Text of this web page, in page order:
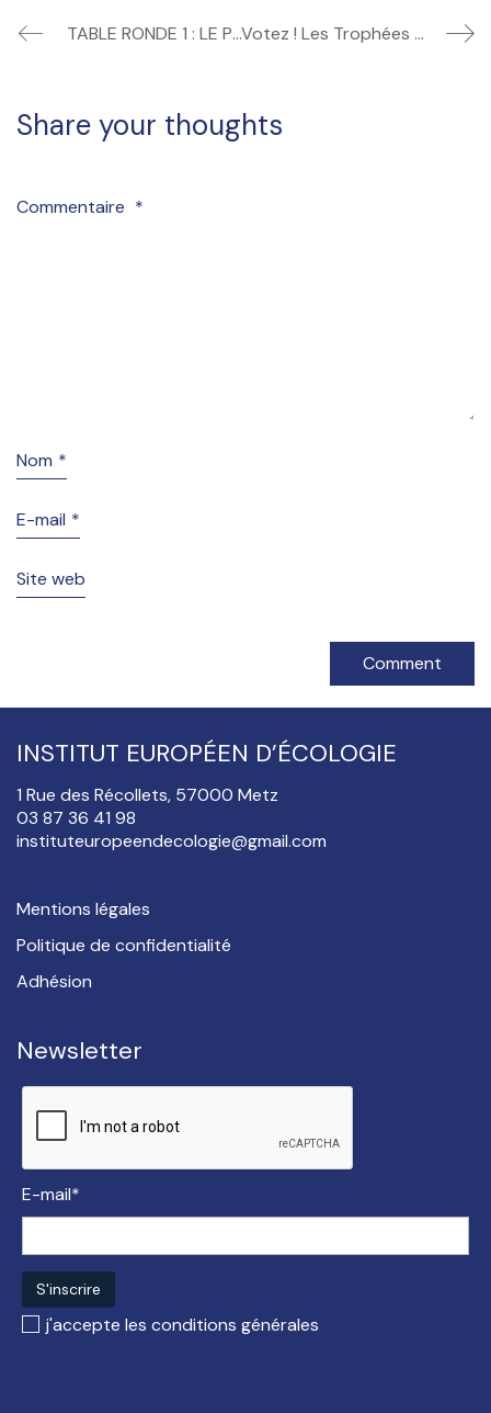
TABLE RONDE 1 : LE POIDS DES ONDES, L’HYPERSENSIBILITÉ AUX ONDES ÉLECTROMAGNÉTIQUES. Votez ! Les Trophées pour la Biodiversité Urbaine 2024
Share your thoughts
Commentaire *
Nom *
E-mail *
Site web
INSTITUT EUROPÉEN D’ÉCOLOGIE
1 Rue des Récollets, 57000 Metz
03 87 36 41 98
instituteuropeendecologie@gmail.com
Mentions légales
Politique de confidentialité
Adhésion
Newsletter
E-mail*
j'accepte les conditions générales